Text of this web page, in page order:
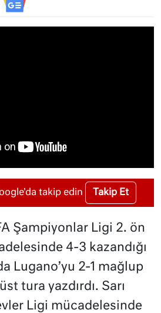
takip edin Takip Et
Şampiyonlar Ligi 2. ön
4-3 kazandığı
Lugano’yu 2-1 mağlup
tura yazdırdı. Sarı
Ligi mücadelesinde